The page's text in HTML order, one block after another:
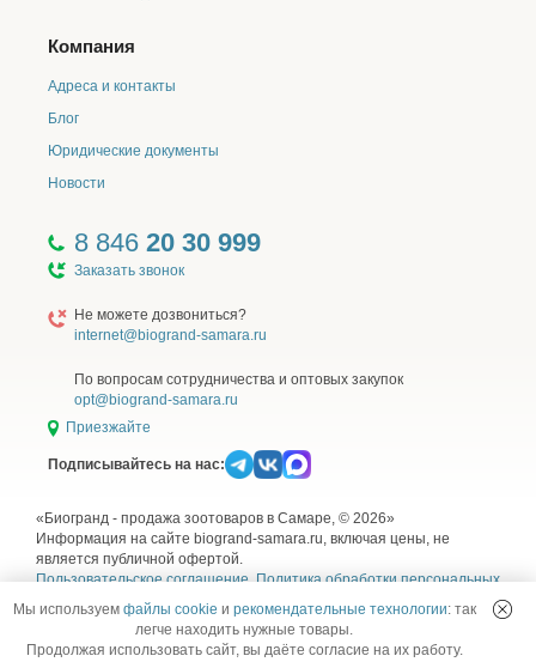
Компания
Адреса и контакты
Блог
Юридические документы
Новости
8 846 20 30 999
Заказать звонок
Не можете дозвониться?
internet@biogrand-samara.ru
По вопросам сотрудничества и оптовых закупок
opt@biogrand-samara.ru
Приезжайте
Подписывайтесь на нас:
«Биогранд - продажа зоотоваров в Самаре, © 2026»
Информация на сайте biogrand-samara.ru, включая цены, не
является публичной офертой.
Пользовательское соглашение,Политика обработки персональных
Согласие на обработку персональных данных
использования рекомендательных технологий
Мы используем файлы cookie и рекомендательные технологии: так
легче находить нужные товары.
Продолжая использовать сайт, вы даёте согласие на их работу.